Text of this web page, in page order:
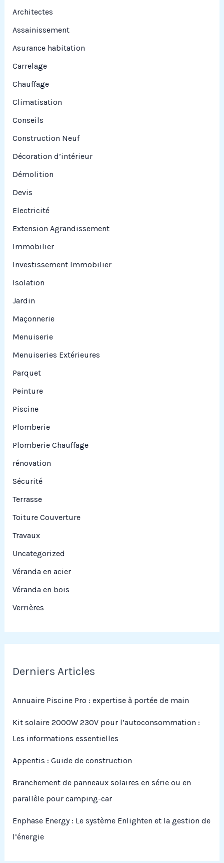
:
Architectes
Assainissement
Asurance habitation
Carrelage
Chauffage
Climatisation
Conseils
Construction Neuf
Décoration d’intérieur
Démolition
Devis
Electricité
Extension Agrandissement
Immobilier
Investissement Immobilier
Isolation
Jardin
Maçonnerie
Menuiserie
Menuiseries Extérieures
Parquet
Peinture
Piscine
Plomberie
Plomberie Chauffage
rénovation
Sécurité
Terrasse
Toiture Couverture
Travaux
Uncategorized
Véranda en acier
Véranda en bois
Verrières
Derniers Articles
Annuaire Piscine Pro : expertise à portée de main
Kit solaire 2000W 230V pour l’autoconsommation :
Les informations essentielles
Appentis : Guide de construction
Branchement de panneaux solaires en série ou en
parallèle pour camping-car
Enphase Energy : Le système Enlighten et la gestion de
l’énergie